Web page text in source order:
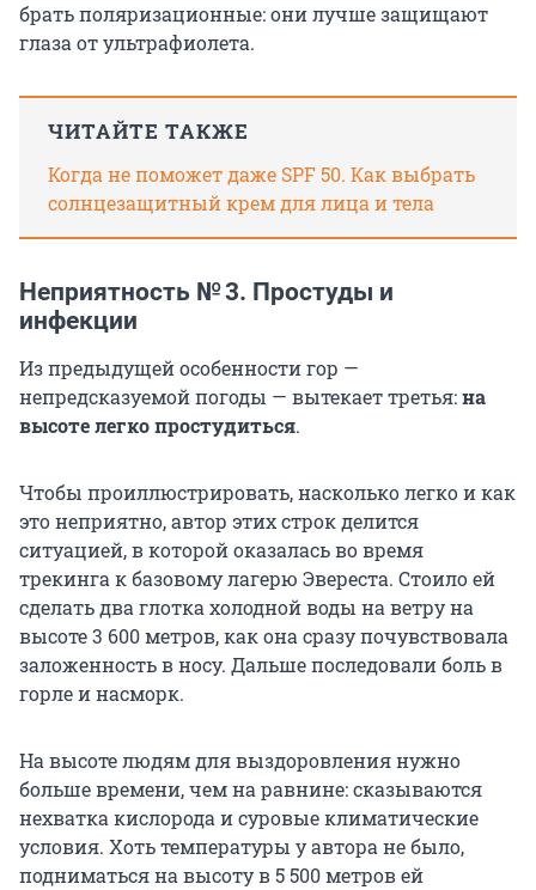
брать поляризационные: они лучше защищают
глаза от ультрафиолета.
ЧИТАЙТЕ ТАКЖЕ
Когда не поможет даже SPF 50. Как выбрать
солнцезащитный крем для лица и тела
Неприятность № 3. Простуды и
инфекции
Из предыдущей особенности гор —
непредсказуемой погоды — вытекает третья:на
высоте легко простудиться.
Чтобы проиллюстрировать, насколько легко и как
это неприятно, автор этих строк делится
ситуацией, в которой оказалась во время
трекинга к базовому лагерю Эвереста. Стоило ей
сделать два глотка холодной воды на ветру на
высоте 3 600 метров, как она сразу почувствовала
заложенность в носу. Дальше последовали боль в
горле и насморк.
На высоте людям для выздоровления нужно
больше времени, чем на равнине: сказываются
нехватка кислорода и суровые климатические
условия. Хоть температуры у автора не было,
подниматься на высоту в 5 500 метров ей